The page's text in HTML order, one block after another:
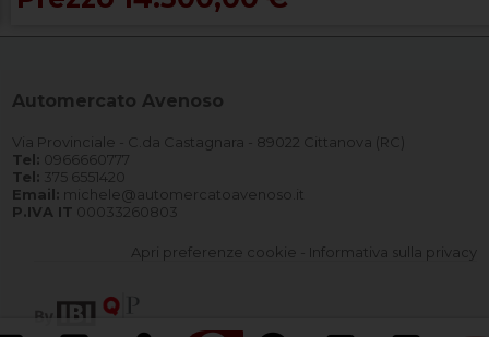
Automercato Avenoso
Via Provinciale - C.da Castagnara - 89022 Cittanova (RC)
Tel: 0966660777
Tel: 375 6551420
Email: michele@automercatoavenoso.it
P.IVA IT 00033260803
Apri preferenze cookie Informativa sulla privacy